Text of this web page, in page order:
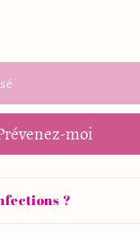
moi
?